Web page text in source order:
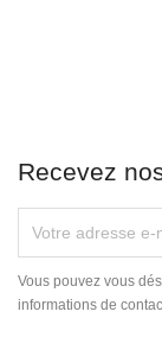
Recevez
Vous pouvez vous
informations de